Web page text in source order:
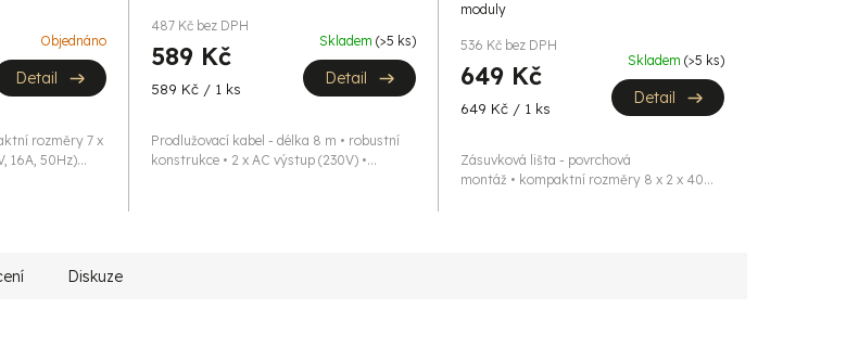
Objednáno
Detail
rozměry 7 x
16A, 50Hz)...
487 Kč bez DPH
589 Kč
Měrná
589 Kč / 1 ks
Skladem (>5 ks)
Detail
Prodlužovací kabel - délka 8 m • robustní
konstrukce • 2 x AC výstup (230V) •...
moduly
536 Kč bez DPH
649 Kč
Měrná
649 Kč / 1 ks
Skladem (>5 ks)
Detail
Zásuvková lišta - povrchová
montáž • kompaktní rozměry 8 x 2 x 40...
Diskuze